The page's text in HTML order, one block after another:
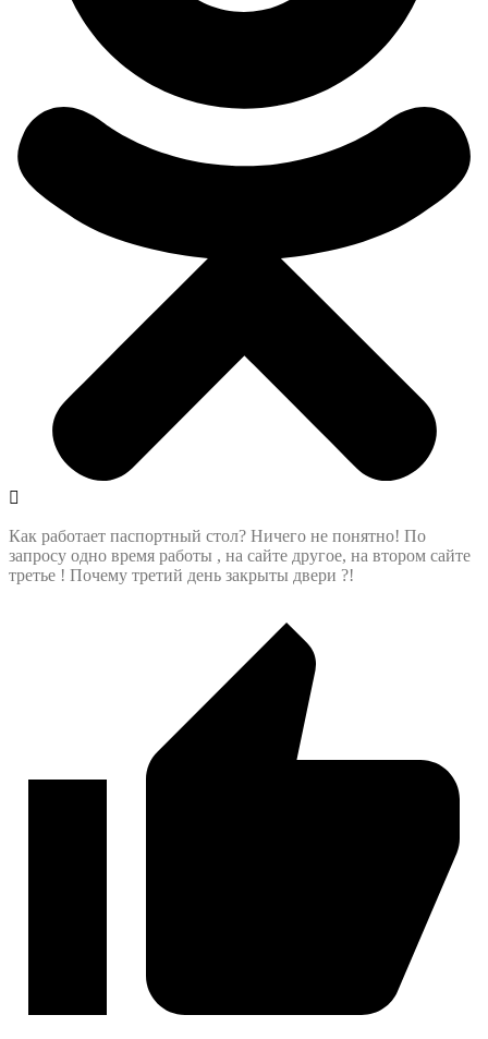
Как работает паспортный стол? Ничего не понятно! По
запросу одно время работы , на сайте другое, на втором сайте
третье ! Почему третий день закрыты двери ?!